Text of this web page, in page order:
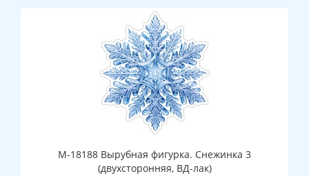
М-18188 Вырубная фигурка. Снежинка 3
(двухсторонняя, ВД-лак)